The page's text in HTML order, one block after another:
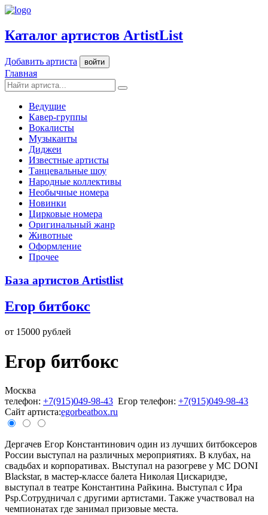
Каталог артистов ArtistList
Добавить артиста войти
Главная
Ведущие
Кавер-группы
Вокалисты
Музыканты
Диджеи
Известные артисты
Танцевальные шоу
Народные коллективы
Необычные номера
Новинки
Цирковые номера
Оригинальный жанр
Животные
Оформление
Прочее
База артистов Artistlist
Егор битбокс
от 15000 рублей
Егор битбокс
Москва
телефон: +7(915)049-98-43 Егор телефон: +7(915)049-98-43
Cайт артиста:egorbeatbox.ru
Дергачев Егор Константинович один из лучших битбоксеров
России выступал на различных мероприятиях. В клубах, на
свадьбах и корпоративах. Выступал на разогреве у MC DONI
Blaсkstar, в мастер-классе балета Николая Цискаридзе,
выступал в театре Константина Райкина. Выступал с Ира
Psp.Cотрудничал с другими артистами. Также участвовал на
чемпионатах где занимал призовые места.